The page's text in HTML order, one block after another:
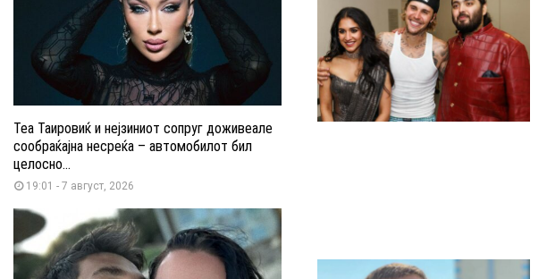
Теа Таировиќ и нејзиниот сопруг доживеале
сообраќајна несреќа – автомобилот бил
целосно...
19:01 - 7 август, 2026